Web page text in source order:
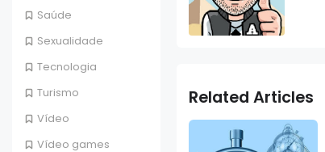
Saúde
Sexualidade
Tecnologia
Turismo
Vídeo
Vídeo games
Related Articles